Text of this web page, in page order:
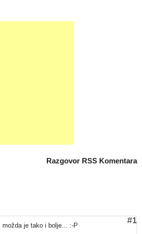
Razgovor RSS Komentara
#1
možda je tako i bolje... :-P